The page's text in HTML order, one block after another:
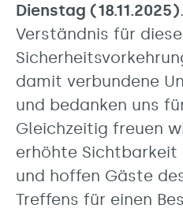
Dienstag (18.11.2025)
Verständnis für
damit verbundene
und bedanken uns
Gleichzeitig freuen
erhöhte Sichtbarkeit
und hoffen Gäste
Treffens für einen